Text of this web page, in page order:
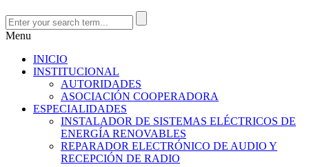
Menu
INICIO
INSTITUCIONAL
AUTORIDADES
ASOCIACIÓN COOPERADORA
ESPECIALIDADES
INSTALADOR DE SISTEMAS ELÉCTRICOS DE
ENERGÍA RENOVABLES
REPARADOR ELECTRÓNICO DE AUDIO Y
RECEPCIÓN DE RADIO